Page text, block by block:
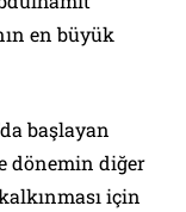
en büyük
başlayan
dönemin diğer
için